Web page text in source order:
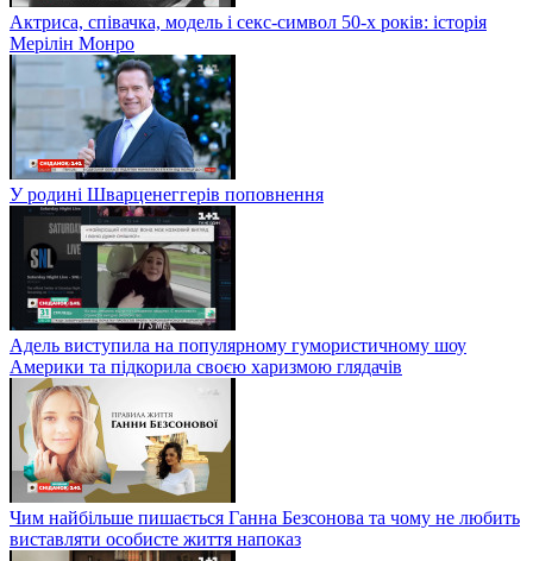
Актриса, співачка, модель і секс-символ 50-х років: історія
Мерілін Монро
У родині Шварценеггерів поповнення
Адель виступила на популярному гумористичному шоу
Америки та підкорила своєю харизмою глядачів
Чим найбільше пишається Ганна Безсонова та чому не любить
виставляти особисте життя напоказ